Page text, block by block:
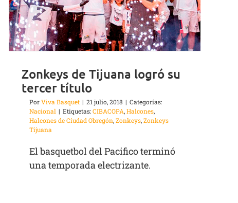
Zonkeys de Tijuana logró su
tercer título
PorViva Basquet | 21 julio, 2018 | Categorías:
Nacional | Etiquetas:CIBACOPA,Halcones,
Halcones de Ciudad Obregón,Zonkeys,Zonkeys
Tijuana
El basquetbol del Pacifico terminó
una temporada electrizante.